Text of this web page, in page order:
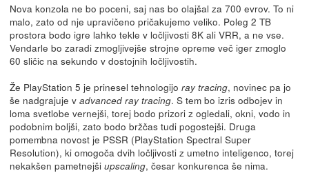
Nova konzola ne bo poceni, saj nas bo olajšal za 700 evrov. To ni
malo, zato od nje upravičeno pričakujemo veliko. Poleg 2 TB
prostora bodo igre lahko tekle v ločljivosti 8K ali VRR, a ne vse.
Vendarle bo zaradi zmogljivejše strojne opreme več iger zmoglo
60 sličic na sekundo v dostojnih ločljivostih.
Že PlayStation 5 je prinesel tehnologijo ray tracing, novinec pa jo
še nadgrajuje v advanced ray tracing. S tem bo izris odbojev in
loma svetlobe vernejši, torej bodo prizori z ogledali, okni, vodo in
podobnim boljši, zato bodo bržčas tudi pogostejši. Druga
pomembna novost je PSSR (PlayStation Spectral Super
Resolution), ki omogoča dvih ločljivosti z umetno inteligenco, torej
nekakšen pametnejši upscaling, česar konkurenca še nima.